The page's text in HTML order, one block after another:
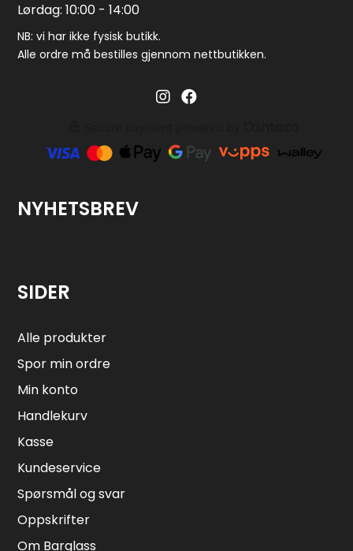
Lørdag: 10:00 - 14:00
NB: vi har ikke fysisk butikk.
Alle ordre må bestilles gjennom nettbutikken.
Barglass.no instagram
Barglass facebook
NYHETSBREV
SIDER
Alle produkter
Spor min ordre
Min konto
Handlekurv
Kasse
Kundeservice
Spørsmål og svar
Oppskrifter
Om Barglass